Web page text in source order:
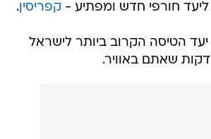
ליעד חורפי חדש ומפתיע - קפריסין.
הטיסה הקרוב ביותר לישראל